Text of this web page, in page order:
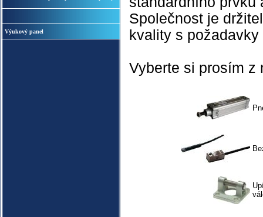
Výukový panel
Společnost je
kvality s
Vyberte si prosím z